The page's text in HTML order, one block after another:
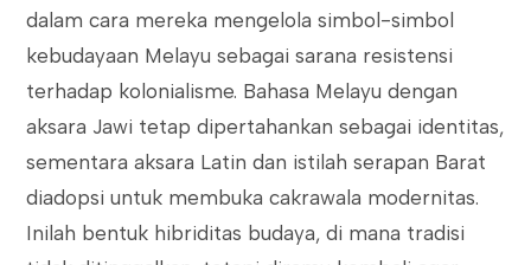
dalam cara mereka mengelola simbol-simbol
kebudayaan Melayu sebagai sarana resistensi
terhadap kolonialisme. Bahasa Melayu dengan
aksara Jawi tetap dipertahankan sebagai identitas,
sementara aksara Latin dan istilah serapan Barat
diadopsi untuk membuka cakrawala modernitas.
Inilah bentuk hibriditas budaya, di mana tradisi